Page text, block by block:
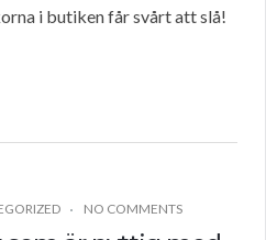
i butiken får svårt att slå!
NO COMMENTS